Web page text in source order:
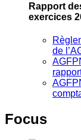
Rapport
exercices
de
Focus